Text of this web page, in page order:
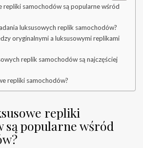
repliki samochodów są popularne wśród
luksusowych replik samochodów?
oryginalnymi a luksusowymi replikami
replik samochodów są najczęściej
repliki samochodów?
repliki
są popularne wśród